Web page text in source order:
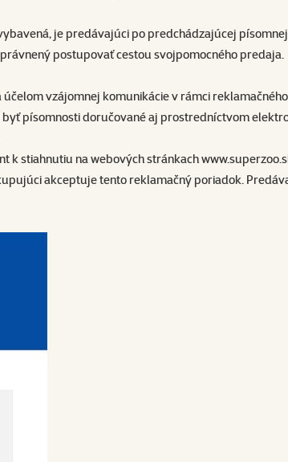
je predávajúci po predchádzajúcej
postupovať cestou svojpomocného predaja.
vzájomnej komunikácie v rámci
písomnosti doručované aj prostredníctvom
k stiahnutiu na webových stránkach
akceptuje tento reklamačný poriadok.